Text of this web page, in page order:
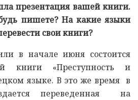
презентация вашей книги.
пишете? На какие языки
свои книги?
в начале июня состоится
книги «Преступность и
языке. В это же время в
переведенная на